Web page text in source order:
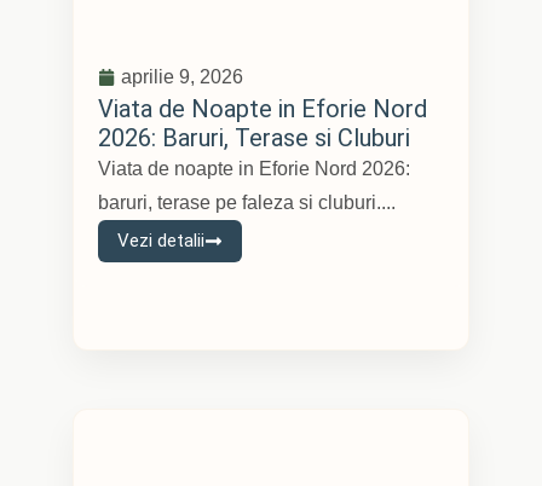
aprilie 9, 2026
Viata de Noapte in Eforie Nord
2026: Baruri, Terase si Cluburi
Viata de noapte in Eforie Nord 2026:
baruri, terase pe faleza si cluburi....
Vezi detalii